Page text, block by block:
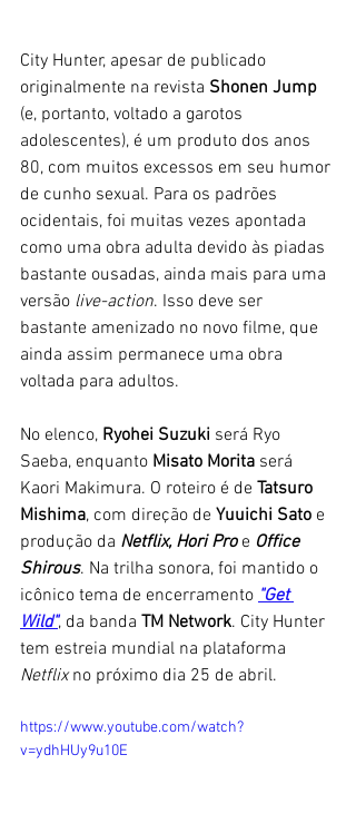
City Hunter, apesar de publicado
originalmente na revista Shonen Jump
(e, portanto, voltado a garotos
adolescentes), é um produto dos anos
80, com muitos excessos em seu humor
de cunho sexual. Para os padrões
ocidentais, foi muitas vezes apontada
como uma obra adulta devido às piadas
bastante ousadas, ainda mais para uma
versão live-action. Isso deve ser
bastante amenizado no novo filme, que
ainda assim permanece uma obra
voltada para adultos.
No elenco, Ryohei Suzuki será Ryo
Saeba, enquanto Misato Morita será
Kaori Makimura. O roteiro é de Tatsuro
Mishima, com direção de Yuuichi Sato e
produção da Netflix, Hori Pro e Office
Shirous. Na trilha sonora, foi mantido o
icônico tema de encerramento "Get
Wild", da banda TM Network. City Hunter
tem estreia mundial na plataforma
Netflix no próximo dia 25 de abril.
https://www.youtube.com/watch?
v=ydhHUy9u10E